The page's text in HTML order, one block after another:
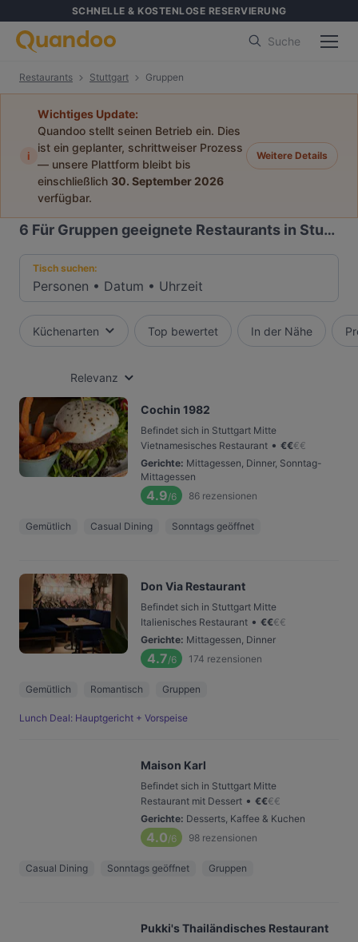
SCHNELLE & KOSTENLOSE RESERVIERUNG
Suche
Restaurants Stuttgart Gruppen
i
Wichtiges Update:
Quandoo stellt seinen Betrieb ein. Dies
ist ein geplanter, schrittweiser Prozess
— unsere Plattform bleibt bis
einschließlich 30. September 2026
verfügbar.
Weitere Details
6 Für Gruppen geeignete Restaurants in Stuttgart
Tisch suchen:
Personen • Datum • Uhrzeit
Küchenarten Top bewertet In der Nähe
Relevanz
Cochin 1982
Befindet sich in Stuttgart Mitte
Vietnamesisches Restaurant • €€€€
Gerichte: Mittagessen, Dinner, Sonntag-
Mittagessen
4.9/6 86 rezensionen
Gemütlich Casual Dining Sonntags geöffnet
Don Via Restaurant
Befindet sich in Stuttgart Mitte
Italienisches Restaurant • €€€€
Gerichte: Mittagessen, Dinner
4.7/6 174 rezensionen
Gemütlich Romantisch Gruppen
Lunch Deal: Hauptgericht + Vorspeise
Maison Karl
Befindet sich in Stuttgart Mitte
Restaurant mit Dessert • €€€€
Gerichte: Desserts, Kaffee & Kuchen
4.0/6 98 rezensionen
Casual Dining Sonntags geöffnet Gruppen
Pukki's Thailändisches Restaurant